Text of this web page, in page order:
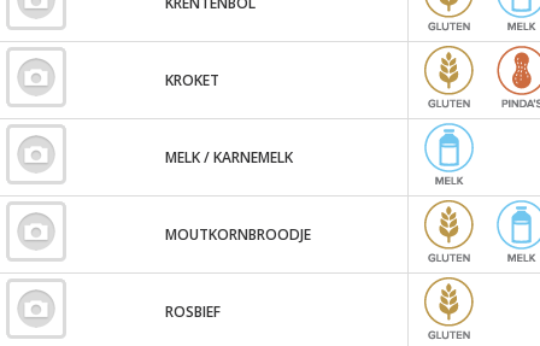
KROKET
MELK / KARNEMELK
MOUTKORNBROODJE
ROSBIEF